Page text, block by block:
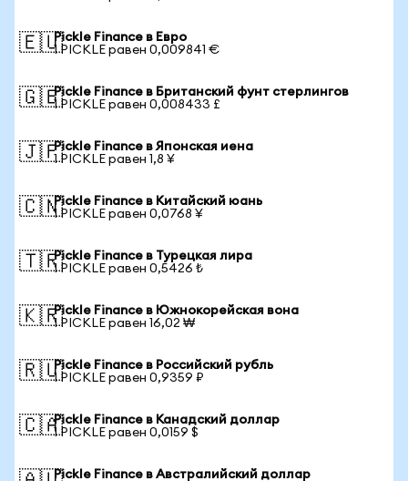
🇪🇺Pickle Finance в Евро
1 PICKLE равен 0,009841 €
🇬🇧Pickle Finance в Британский фунт стерлингов
1 PICKLE равен 0,008433 £
🇯🇵Pickle Finance в Японская иена
1 PICKLE равен 1,8 ¥
🇨🇳Pickle Finance в Китайский юань
1 PICKLE равен 0,0768 ¥
🇹🇷Pickle Finance в Турецкая лира
1 PICKLE равен 0,5426 ₺
🇰🇷Pickle Finance в Южнокорейская вона
1 PICKLE равен 16,02 ₩
🇷🇺Pickle Finance в Российский рубль
1 PICKLE равен 0,9359 ₽
🇨🇦Pickle Finance в Канадский доллар
1 PICKLE равен 0,0159 $
Pickle Finance в Австралийский доллар